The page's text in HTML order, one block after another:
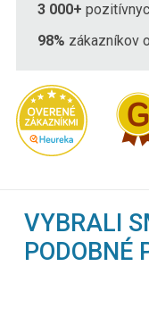
3 000+
98% zákazníkov
VYBRALI
PODOBNÉ